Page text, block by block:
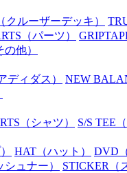
（クルーザーデッキ）
（パーツ）
の他）
ディダス） NEW
（シャツ） S/S TEE
HAT （ハット） DVD
シュナー） STICKER （